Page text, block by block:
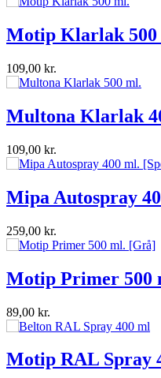
ml.
ml.
ml. [Specialtonet]
[Grå]
ml